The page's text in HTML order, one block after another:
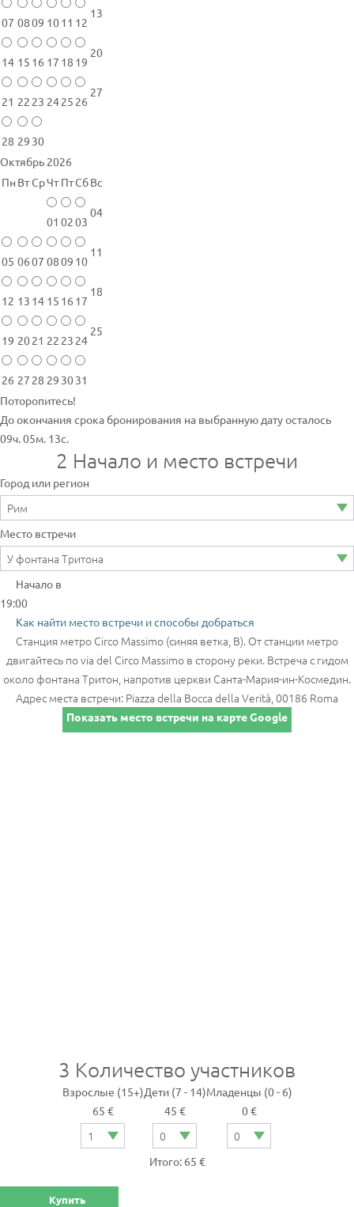
07 0809 1011 12
13
14 15 16 17 18 19
20
21 22 23 2425 26
27
28 29 30
Октябрь 2026
Пн ВтСрЧт ПтСбВс
01 0203
04
05 0607 0809 10
11
12 13 14 15 16 17
18
19 2021 22 23 24
25
26 27 28 29 3031
Поторопитесь!
До окончания срока бронирования на выбранную дату осталось
09ч. 05м. 13с.
2 Начало и место встречи
Город или регион
Место встречи
Начало в
19:00
Как найти место встречи и способы добраться
Станция метро Circo Massimo (синяя ветка, В). От станции метро
двигайтесь по via del Circo Massimo в сторону реки. Встреча с гидом
около фонтана Тритон, напротив церкви Санта-Мария-ин-Космедин.
Адрес места встречи: Piazza della Bocca della Verità, 00186 Roma
Показать место встречи на карте Google
3 Количество участников
Взрослые (15+)
65 €
Дети (7 - 14)
45 €
Младенцы (0 - 6)
0 €
Итого: 65 €
Купить